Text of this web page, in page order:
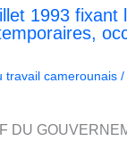
1993 fixant
travail camerounais/
DU